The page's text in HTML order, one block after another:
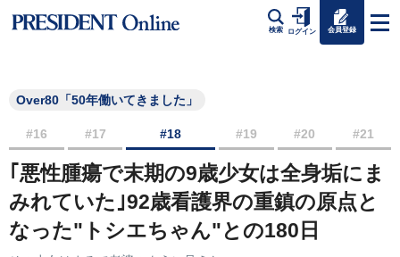
検索 ログイン 会員登録
Over80「50年働いてきました」
#16 #17 #18 #19 #20 #21
｢悪性腫瘍で末期の9歳少女は全身垢にま
みれていた｣92歳看護界の重鎮の原点と
なった"トシエちゃん"との180日